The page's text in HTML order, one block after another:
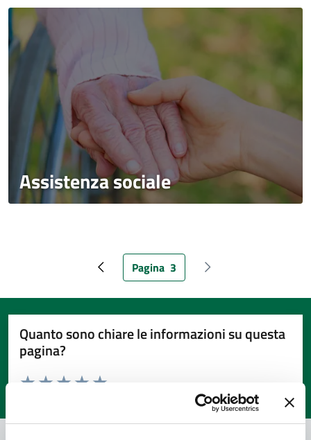
Assistenza sociale
Pagina precedente
Pagina attuale
Pagina 3 Pagina successiva
Quanto sono chiare le informazioni su questa
pagina?
Valuta da 1 a 5 stelle la pagina